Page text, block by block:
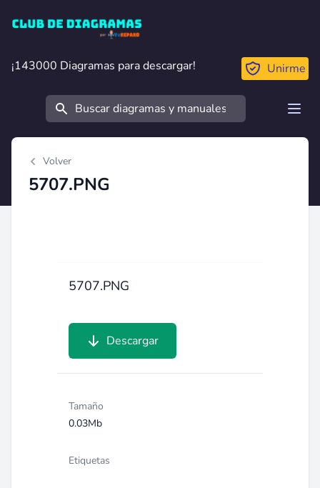
Club de Diagramas
¡143000 Diagramas para descargar!
¡143000 Diagramas para descargar! Unirme
Buscar
Volver
5707.PNG
5707.PNG
Descargar
Tamaño
0.03Mb
Etiquetas